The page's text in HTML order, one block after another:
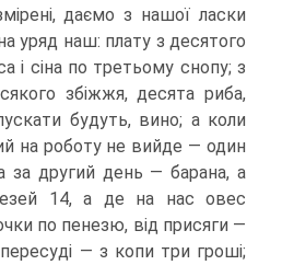
даємо з нашої ласки
уряд наш: плату з десятого
і сіна по третьому снопу; з
збіжжя, десята риба,
будуть, вино; а коли
на роботу не вийде — один
за другий день — барана, а
14, а де на нас овес
по пенезю, від присяги —
— з копи три гроші;